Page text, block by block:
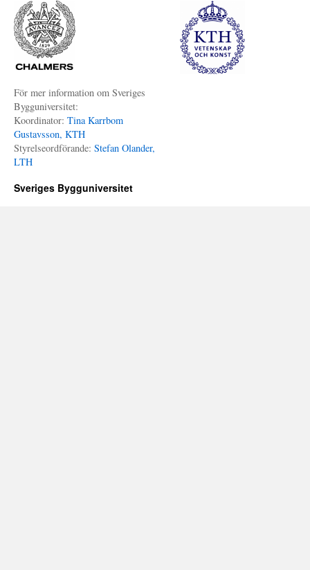
För mer information om Sveriges
Bygguniversitet:
Koordinator: Tina Karrbom
Gustavsson, KTH
Styrelseordförande: Stefan Olander,
LTH
Sveriges Bygguniversitet